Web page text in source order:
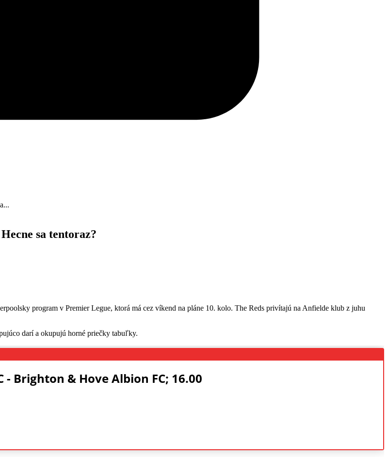
sa tentoraz?
program v Premier Legue, ktorá má cez víkend na pláne 10. kolo. The Reds privítajú na Anfielde klub z juhu
darí a okupujú horné priečky tabuľky.
- Brighton & Hove Albion FC; 16.00